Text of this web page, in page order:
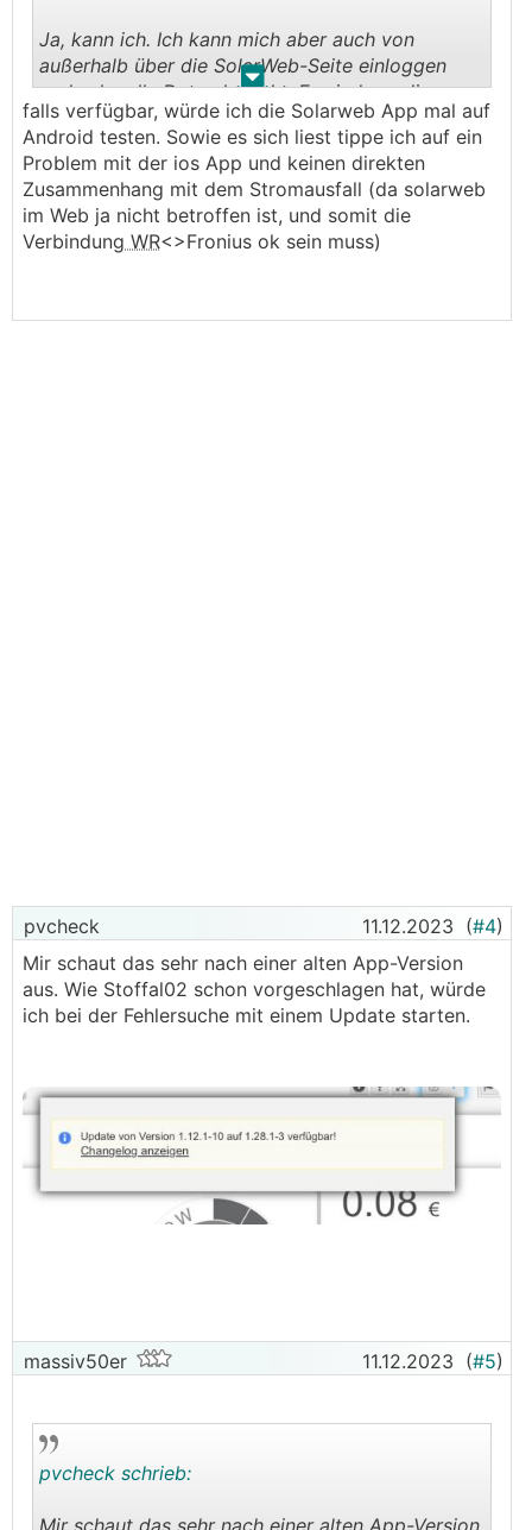
. .
Ja, kann ich. Ich kann mich aber auch von
außerhalb über die SolarWeb-Seite einloggen
und sehe alle Daten korrekt. Es sind nur die
Apps, die streiken.
falls verfügbar, würde ich die Solarweb App mal auf
Android testen. Sowie es sich liest tippe ich auf ein
Problem mit der ios App und keinen direkten
Zusammenhang mit dem Stromausfall (da solarweb
im Web ja nicht betroffen ist, und somit die
Verbindung WR<>Fronius ok sein muss)
pvcheck 11.12.2023 (#4)
Mir schaut das sehr nach einer alten App-Version
aus. Wie Stoffal02 schon vorgeschlagen hat, würde
ich bei der Fehlersuche mit einem Update starten.
massiv50er 11.12.2023 (#5)
pvcheck schrieb:
Mir schaut das sehr nach einer alten App-Version